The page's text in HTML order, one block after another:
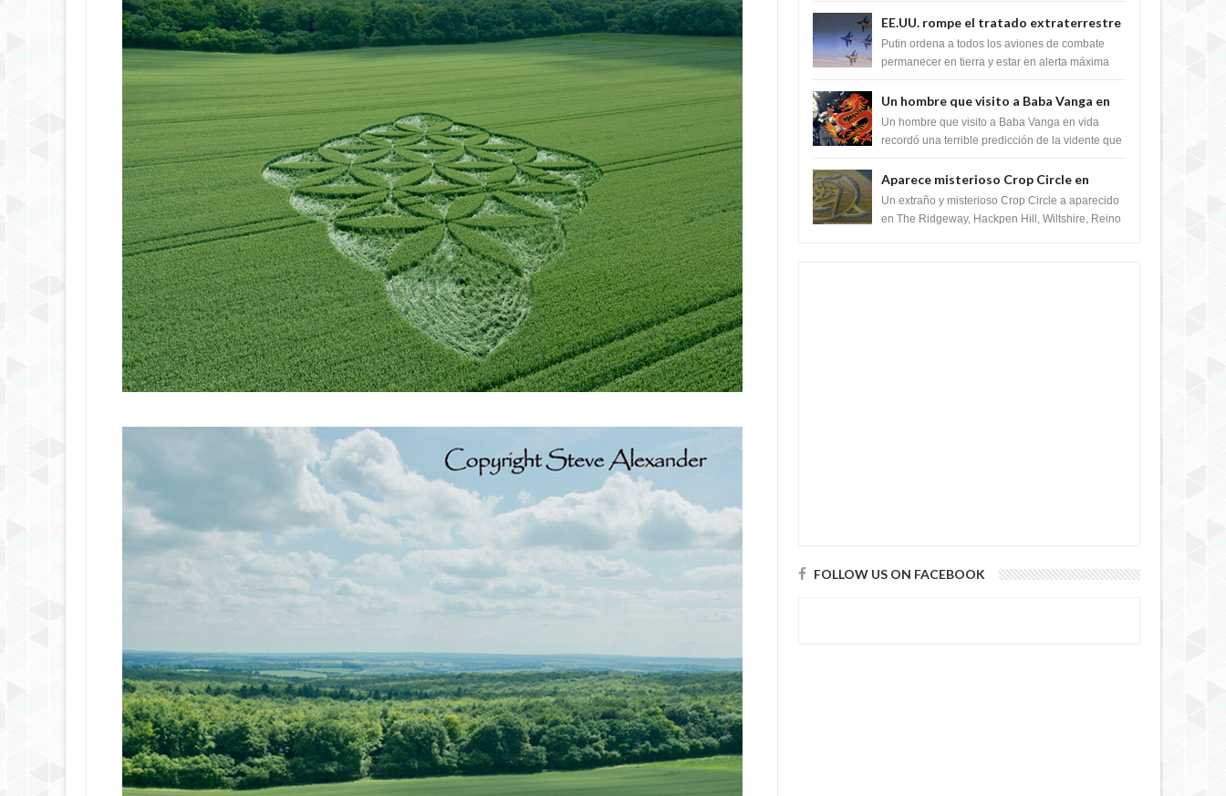
EE.UU. rompe el tratado extraterrestre
y se prepara para destruir el misterioso
satélite "Caballero Negro"
Putin ordena a todos los aviones de combate
permanecer en tierra y estar en alerta máxima
el ...
Un hombre que visito a Baba Vanga en
vida recordó la terrible predicción de la
vidente para febrero de 2022.
Un hombre que visito a Baba Vanga en vida
recordó una terrible predicción de la vidente que
pron...
Aparece misterioso Crop Circle en
Reino Unido 23 de junio 2016
Un extraño y misterioso Crop Circle a aparecido
en The Ridgeway, Hackpen Hill, Wiltshire, Reino
FOLLOW US ON FACEBOOK